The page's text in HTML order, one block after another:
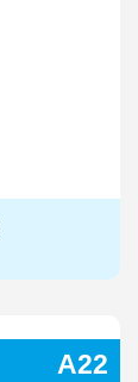
A22